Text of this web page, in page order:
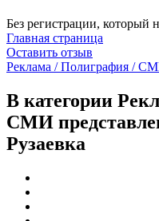
Без регистрации, который
Главная страница
Оставить отзыв
Реклама / Полиграфия /
В категории
СМИ
Рузаевка